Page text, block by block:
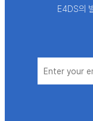
E4DS의